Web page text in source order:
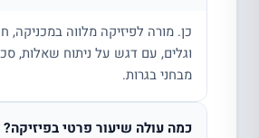
כן. מורה לפיזיקה מלווה
וגלים, עם דגש על ניתוח שאלות,
מבחני בגרות.
כמה עולה שיעור פרטי בפיזיקה?